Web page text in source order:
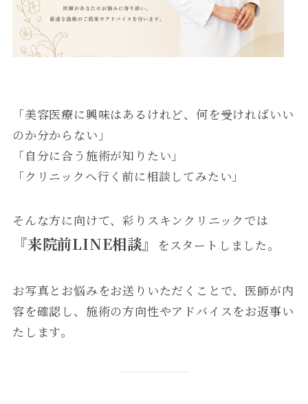
「美容医療に興味はあるけれど、何を受ければいい
のか分からない」
「自分に合う施術が知りたい」
「クリニックへ行く前に相談してみたい」
そんな方に向けて、彩りスキンクリニックでは
『来院前LINE相談』 をスタートしました。
お写真とお悩みをお送りいただくことで、医師が内
容を確認し、施術の方向性やアドバイスをお返事い
たします。